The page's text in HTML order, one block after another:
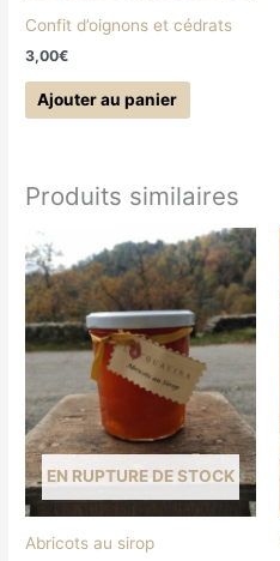
Confit d’oignons et cédrats
3,00€
Ajouter au panier
Produits similaires
EN RUPTURE DE STOCK
Abricots au sirop